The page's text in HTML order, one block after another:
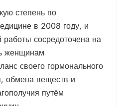
степень по
в 2008 году, и
сосредоточена на
женщинам
своего гормонального
обмена веществ и
путём